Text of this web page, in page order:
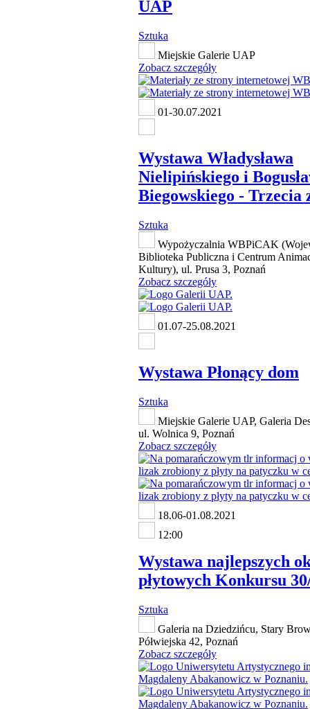
UAP
Sztuka
Miejskie Galerie UAP
Zobacz szczegóły
01-30.07.2021
Wystawa Władysława
Nielipińskiego i
Biegowskiego - Trzecia
Sztuka
Wypożyczalnia WBPiCAK
Biblioteka Publiczna i Centrum
Kultury), ul. Prusa 3, Poznań
Zobacz szczegóły
01.07-25.08.2021
Wystawa Płonący dom
Sztuka
Miejskie Galerie UAP, Galeria
ul. Wolnica 9, Poznań
Zobacz szczegóły
18.06-01.08.2021
12:00
Wystawa najlepszych
płytowych Konkursu
Sztuka
Galeria na Dziedzińcu, Stary
Półwiejska 42, Poznań
Zobacz szczegóły